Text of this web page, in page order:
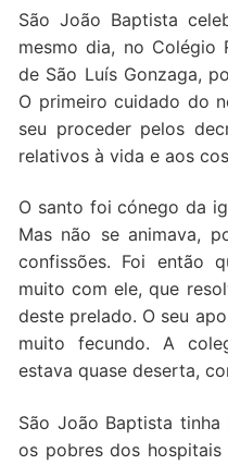
São João Baptista
mesmo dia, no Colégio
de São Luís Gonzaga,
O primeiro cuidado do
seu proceder pelos
relativos à vida e aos
O santo foi cónego da
Mas não se animava,
confissões. Foi então
muito com ele, que
deste prelado. O seu
muito fecundo. A
estava quase deserta,
São João Baptista
os pobres dos